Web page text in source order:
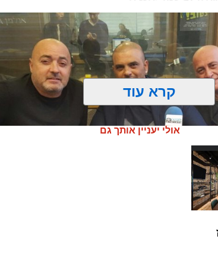
"כאן" ועם ביצוע מרגש לשיר "חי" במהלכו עלו ושרו עמה
הערב גלית גוטמן שהפתיעה והצטרפה לשירה על הבמה.
זו סיבה מספיק טובה שאייל גולן יגיע לבירה. אילן, חברו
קרא עוד
אולי יעניין אותך גם